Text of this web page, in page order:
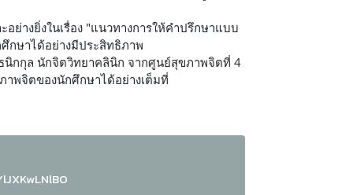
ย่างยิ่งในเรื่อง "แนวทางการให้คำปรึกษาแบบ
ศึกษาได้อย่างมีประสิทธิภาพ
กกุล นักจิตวิทยาคลินิก จากศูนย์สุขภาพจิตที่ 4
พจิตของนักศึกษาได้อย่างเต็มที่